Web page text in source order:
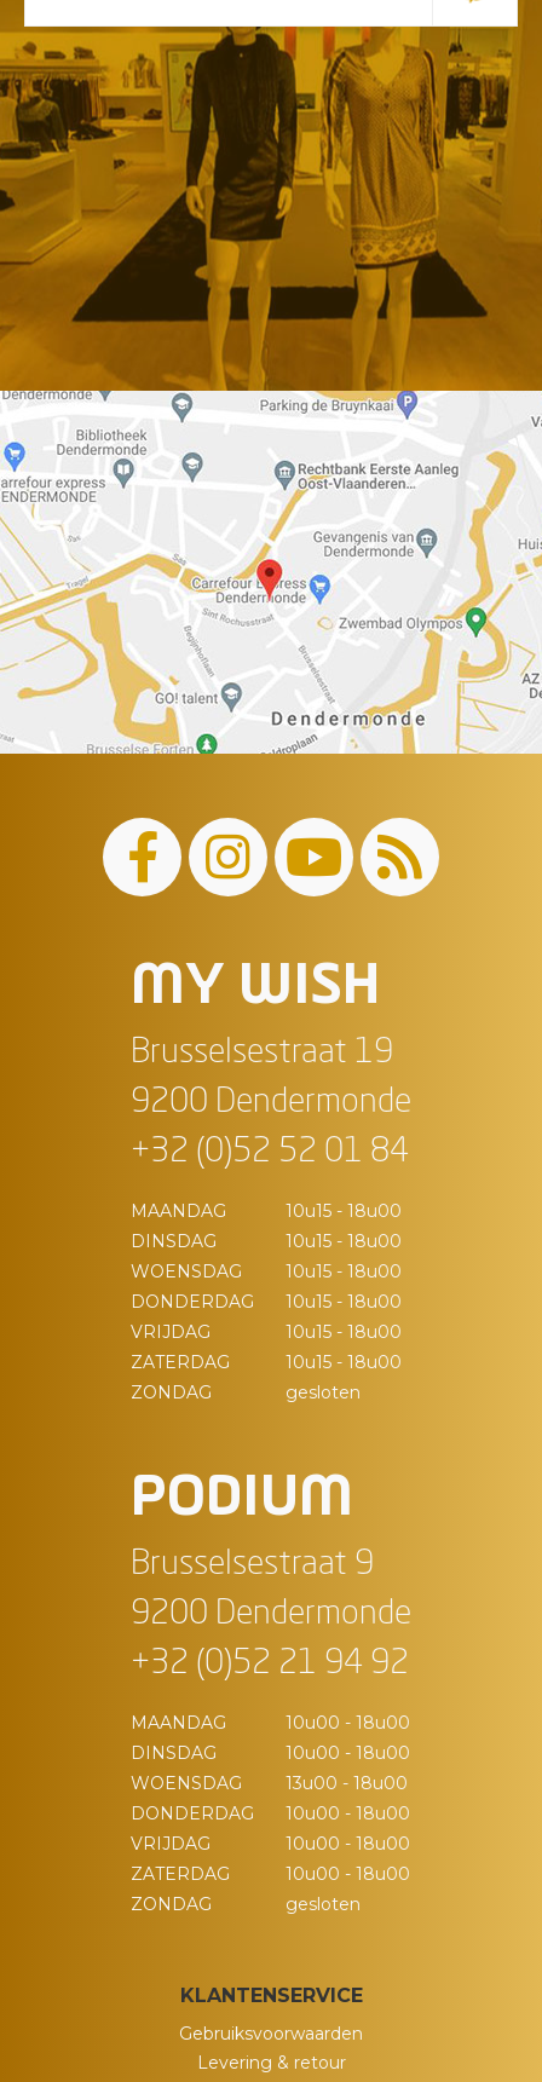
MY WISH
Brusselsestraat 19
9200 Dendermonde
+32 (0)52 52 01 84
MAANDAG
10u15 - 18u00
DINSDAG
10u15 - 18u00
WOENSDAG
10u15 - 18u00
DONDERDAG
10u15 - 18u00
VRIJDAG
10u15 - 18u00
ZATERDAG
10u15 - 18u00
ZONDAG
gesloten
PODIUM
Brusselsestraat 9
9200 Dendermonde
+32 (0)52 21 94 92
MAANDAG
10u00 - 18u00
DINSDAG
10u00 - 18u00
WOENSDAG
13u00 - 18u00
DONDERDAG
10u00 - 18u00
VRIJDAG
10u00 - 18u00
ZATERDAG
10u00 - 18u00
ZONDAG
gesloten
KLANTENSERVICE
Gebruiksvoorwaarden
Levering & retour